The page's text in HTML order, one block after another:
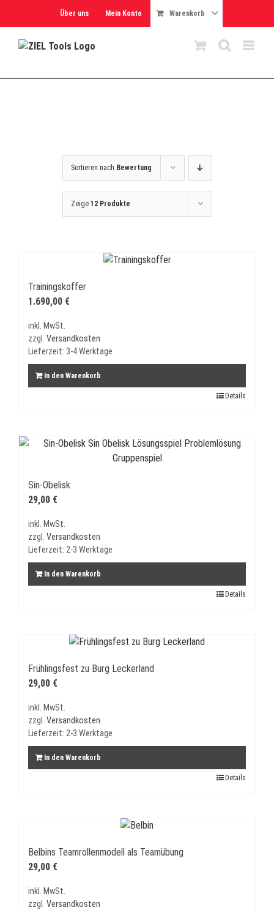
Über uns Mein Konto Warenkorb
Sortieren nach Bewertung
Zeige 12 Produkte
Trainingskoffer
1.690,00 €
inkl. MwSt.
zzgl. Versandkosten
Lieferzeit: 3-4 Werktage
In den Warenkorb
Details
Sin-Obelisk
29,00 €
inkl. MwSt.
zzgl. Versandkosten
Lieferzeit: 2-3 Werktage
In den Warenkorb
Details
Frühlingsfest zu Burg Leckerland
29,00 €
inkl. MwSt.
zzgl. Versandkosten
Lieferzeit: 2-3 Werktage
In den Warenkorb
Details
Belbins Teamrollenmodell als Teamübung
29,00 €
inkl. MwSt.
zzgl. Versandkosten